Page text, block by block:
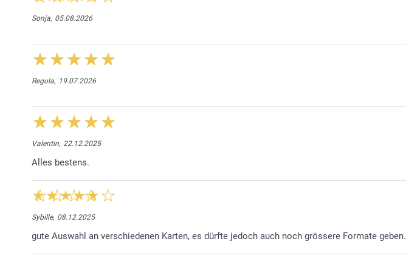
Sonja, 05.08.2026
Regula, 19.07.2026
Valentin, 22.12.2025
Alles bestens.
Sybille, 08.12.2025
gute Auswahl an verschiedenen Karten, es dürfte jedoch auch noch grössere Formate geben.